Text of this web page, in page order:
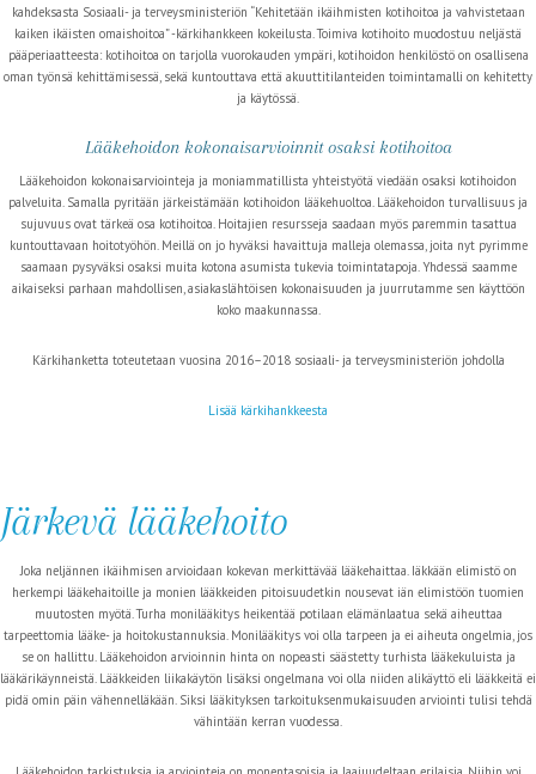
kahdeksasta Sosiaali- ja terveysministeriön “Kehitetään ikäihmisten kotihoitoa ja vahvistetaan
kaiken ikäisten omaishoitoa” -kärkihankkeen kokeilusta. Toimiva kotihoito muodostuu neljästä
pääperiaatteesta: kotihoitoa on tarjolla vuorokauden ympäri, kotihoidon henkilöstö on osallisena
oman työnsä kehittämisessä, sekä kuntouttava että akuuttitilanteiden toimintamalli on kehitetty
ja käytössä.
Lääkehoidon kokonaisarvioinnit osaksi kotihoitoa
Lääkehoidon kokonaisarviointeja ja moniammatillista yhteistyötä viedään osaksi kotihoidon
palveluita. Samalla pyritään järkeistämään kotihoidon lääkehuoltoa. Lääkehoidon turvallisuus ja
sujuvuus ovat tärkeä osa kotihoitoa. Hoitajien resursseja saadaan myös paremmin tasattua
kuntouttavaan hoitotyöhön. Meillä on jo hyväksi havaittuja malleja olemassa, joita nyt pyrimme
saamaan pysyväksi osaksi muita kotona asumista tukevia toimintatapoja. Yhdessä saamme
aikaiseksi parhaan mahdollisen, asiakaslähtöisen kokonaisuuden ja juurrutamme sen käyttöön
koko maakunnassa.
Kärkihanketta toteutetaan vuosina 2016–2018 sosiaali- ja terveysministeriön johdolla
Lisää kärkihankkeesta
Järkevä lääkehoito
Joka neljännen ikäihmisen arvioidaan kokevan merkittävää lääkehaittaa. Iäkkään elimistö on
herkempi lääkehaitoille ja monien lääkkeiden pitoisuudetkin nousevat iän elimistöön tuomien
muutosten myötä. Turha monilääkitys heikentää potilaan elämänlaatua sekä aiheuttaa
tarpeettomia lääke- ja hoitokustannuksia. Monilääkitys voi olla tarpeen ja ei aiheuta ongelmia, jos
se on hallittu. Lääkehoidon arvioinnin hinta on nopeasti säästetty turhista lääkekuluista ja
lääkärikäynneistä. Lääkkeiden liikakäytön lisäksi ongelmana voi olla niiden alikäyttö eli lääkkeitä ei
pidä omin päin vähennelläkään. Siksi lääkityksen tarkoituksenmukaisuuden arviointi tulisi tehdä
vähintään kerran vuodessa.